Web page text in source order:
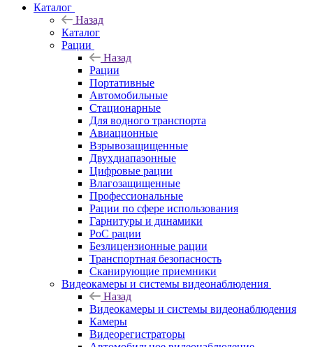
Каталог
Назад
Каталог
Рации
Назад
Рации
Портативные
Автомобильные
Стационарные
Для водного транспорта
Авиационные
Взрывозащищенные
Двухдиапазонные
Цифровые рации
Влагозащищенные
Профессиональные
Рации по сфере использования
Гарнитуры и динамики
PoC рации
Безлицензионные рации
Транспортная безопасность
Сканирующие приемники
Видеокамеры и системы видеонаблюдения
Назад
Видеокамеры и системы видеонаблюдения
Камеры
Видеорегистраторы